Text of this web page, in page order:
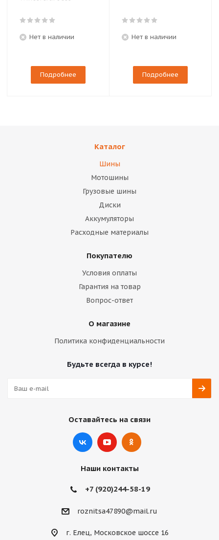
Нет в наличии
Подробнее
Нет в наличии
Подробнее
Каталог
Шины
Мотошины
Грузовые шины
Диски
Аккумуляторы
Расходные материалы
Покупателю
Условия оплаты
Гарантия на товар
Вопрос-ответ
О магазине
Политика конфиденциальности
Будьте всегда в курсе!
Оставайтесь на связи
Наши контакты
+7 (920)244-58-19
roznitsa47890@mail.ru
г. Елец, Московское шоссе 16